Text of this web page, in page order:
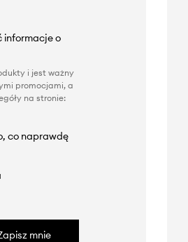
informacje o
i jest ważny
promocjami, a
na stronie:
co naprawdę
mnie